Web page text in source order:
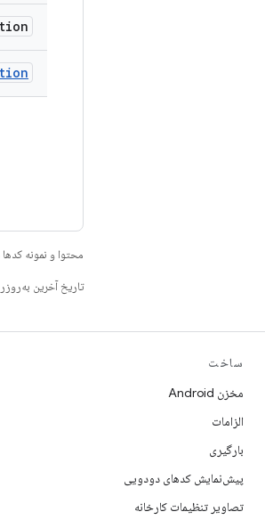
محتوا و نمونه
تاریخ آخرین به‌روزرسانی 2026-06-22 به‌وقت ساعت
ساخت
مخزن Android
الزامات
بارگیری
پیش‌نمایش کدهای دودویی
تصاویر تنظیمات کارخانه